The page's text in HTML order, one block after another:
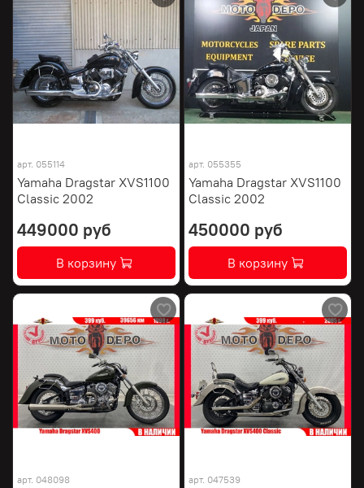
арт. 055114
Yamaha Dragstar XVS1100
Classic 2002
449000 руб
В корзину
арт. 055355
Yamaha Dragstar XVS1100
Classic 2002
450000 руб
В корзину
арт. 048098 арт. 047539